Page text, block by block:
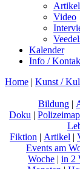
Artikel
Video
Kalender
Info /
Home | Kunst /
Bildung |
Doku |
Fiktion | Artikel |
Events am
Woche | in 2